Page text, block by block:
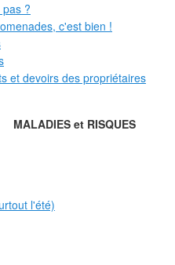
?
c'est bien !
et devoirs des propriétaires
MALADIES et RISQUES
l'été)